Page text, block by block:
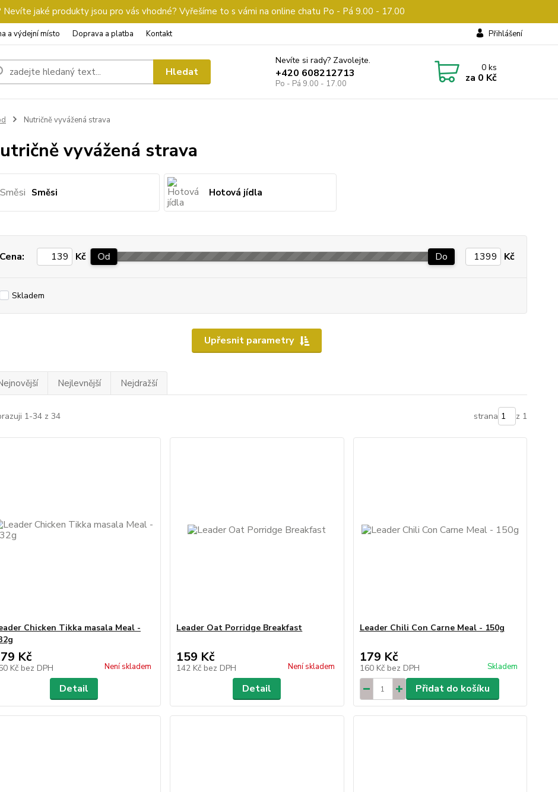
jaké produkty jsou pro vás vhodné? Vyřešíme to s vámi na online chatu Po - Pá 9.00 - 17.00
a výdejní místo Doprava a platba Kontakt Přihlášení
Hledat
Nevíte si rady? Zavolejte.
+420 608212713
Po - Pá 9.00 - 17.00
0ks
za 0 Kč
Nutričně vyvážená strava
vyvážená strava
Směsi Hotová jídla
Upřesnit parametry
Cena: Kč Od Do Kč
Skladem
Nejlevnější Nejdražší
1-34 z 34 strana z 1
Chicken Tikka masala Meal -
Kč
Kč bez DPH Není skladem
Detail
Leader Oat Porridge Breakfast
159 Kč
142 Kč bez DPH Není skladem
Detail
Leader Chili Con Carne Meal - 150g
179 Kč
160 Kč bez DPH Skladem
Přidat do košíku